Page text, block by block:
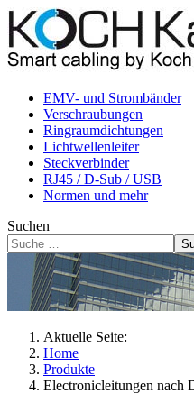
EMV- und Strombänder
Verschraubungen
Ringraumdichtungen
Lichtwellenleiter
Steckverbinder
RJ45 / D-Sub / USB
Normen und mehr
Suchen
Aktuelle Seite:
Home
Produkte
Electronicleitungen